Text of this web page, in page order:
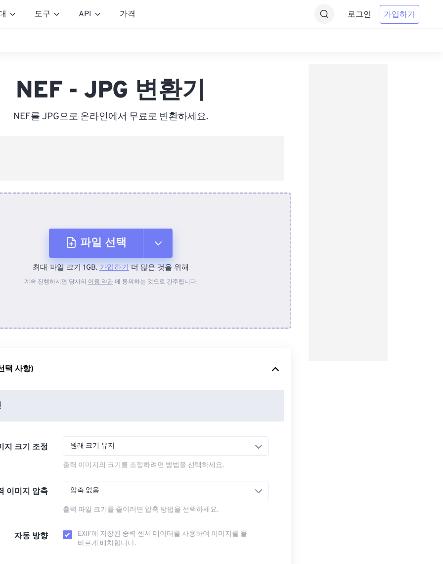
도구 API 가격 로그인 가입하기
NEF - JPG 변환기
NEF를 JPG으로 온라인에서 무료로 변환하세요.
파일 선택
장치에서
최대 파일 크기 1GB. 가입하기 더 많은 것을 위해
계속 진행하시면 당사의 이용 약관에 동의하는 것으로 간주됩니다.
택 사항)
지 크기 조정 원래 크기 유지
출력 이미지의 크기를 조정하려면 방법을 선택하세요.
이미지 압축 압축 없음
출력 파일 크기를 줄이려면 압축 방법을 선택하세요.
자동 방향
EXIF에 저장된 중력 센서 데이터를 사용하여 이미지를 올
바르게 배치합니다.